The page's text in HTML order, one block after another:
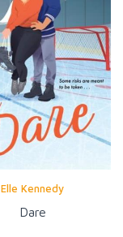
Elle Kennedy
Dare